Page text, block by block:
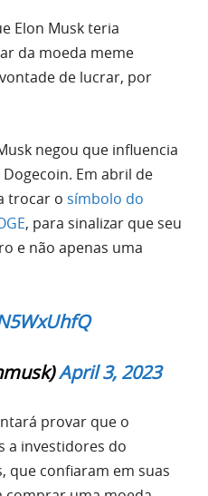
Elon Musk teria
da moeda meme
de lucrar, por
negou que influencia
Em abril de
trocar o símbolo do
, para sinalizar que seu
e não apenas uma
April 3, 2023
provar que o
a investidores do
que confiaram em suas